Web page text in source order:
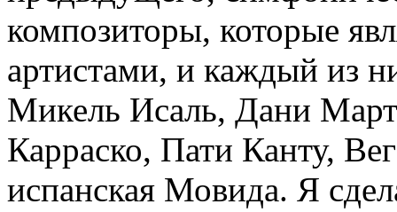
композиторы, которые
артистами, и каждый из
Микель Исаль, Дани
Карраско, Пати Канту,
испанская Мовида. Я